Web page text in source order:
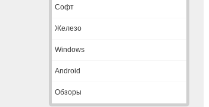
Софт
Железо
Windows
Android
Обзоры